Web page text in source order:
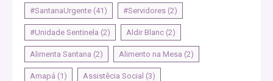
#SantanaUrgente (41) #Servidores (2)
#Unidade Sentinela (2) Aldir Blanc (2)
Alimenta Santana (2) Alimento na Mesa (2)
Amapá (1) Assistêcia Social (3)